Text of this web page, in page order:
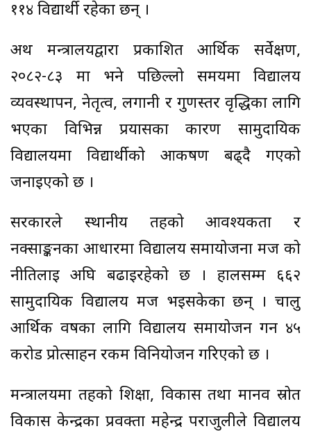
११४ विद्यार्थी रहेका छन् ।
अर्थ मन्त्रालयद्वारा प्रकाशित आर्थिक सर्वेक्षण,
२०८२-८३ मा भने पछिल्लो समयमा विद्यालय
व्यवस्थापन, नेतृत्व, लगानी र गुणस्तर वृद्धिका लागि
भएका विभिन्न प्रयासका कारण सामुदायिक
विद्यालयमा विद्यार्थीको आकर्षण बढ्दै गएको
जनाइएको छ ।
सरकारले स्थानीय तहको आवश्यकता र
नक्साङ्कनका आधारमा विद्यालय समायोजना मर्ज को
नीतिलाई अघि बढाइरहेको छ । हालसम्म ६६२
सामुदायिक विद्यालय मर्ज भइसकेका छन् । चालु
आर्थिक वर्षका लागि विद्यालय समायोजन गर्न ४५
करोड प्रोत्साहन रकम विनियोजन गरिएको छ ।
मन्त्रालयमा तहको शिक्षा, विकास तथा मानव स्रोत
विकास केन्द्रका प्रवक्ता महेन्द्र पराजुलीले विद्यालय